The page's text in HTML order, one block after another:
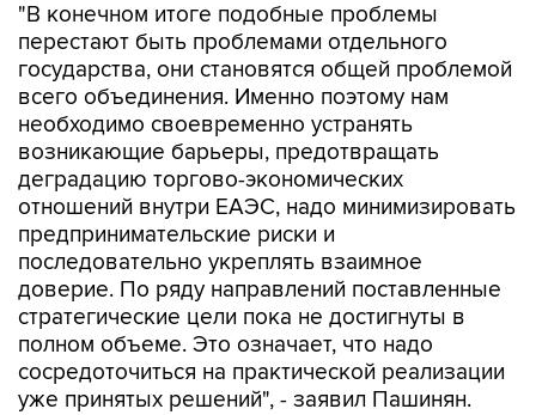
"В конечном итоге подобные проблемы
перестают быть проблемами отдельного
государства, они становятся общей проблемой
всего объединения. Именно поэтому нам
необходимо своевременно устранять
возникающие барьеры, предотвращать
деградацию торгово-экономических
отношений внутри ЕАЭС, надо минимизировать
предпринимательские риски и
последовательно укреплять взаимное
доверие. По ряду направлений поставленные
стратегические цели пока не достигнуты в
полном объеме. Это означает, что надо
сосредоточиться на практической реализации
уже принятых решений", - заявил Пашинян.